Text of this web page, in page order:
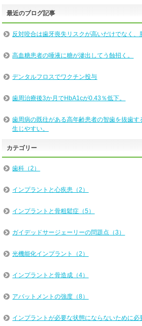
最近のブログ記事
反対咬合は歯牙喪失リスクが高いだけでなく
高血糖患者の唾液に糖が滲出してう蝕招く。
デンタルフロスでワクチン投与
歯周治療後3か月でHbA1cが0.43％低下。
歯周病の既往がある高年齢患者の智歯を抜歯
生じやすい。
カテゴリー
歯科（2）
インプラントと心疾患（2）
インプラントと骨粗鬆症（5）
ガイデッドサージェーリーの問題点（3）
光機能化インプラント（2）
インプラントと骨造成（4）
アバットメントの強度（8）
インプラントが必要な状態にならないために必